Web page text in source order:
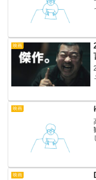
映画
映画
映画